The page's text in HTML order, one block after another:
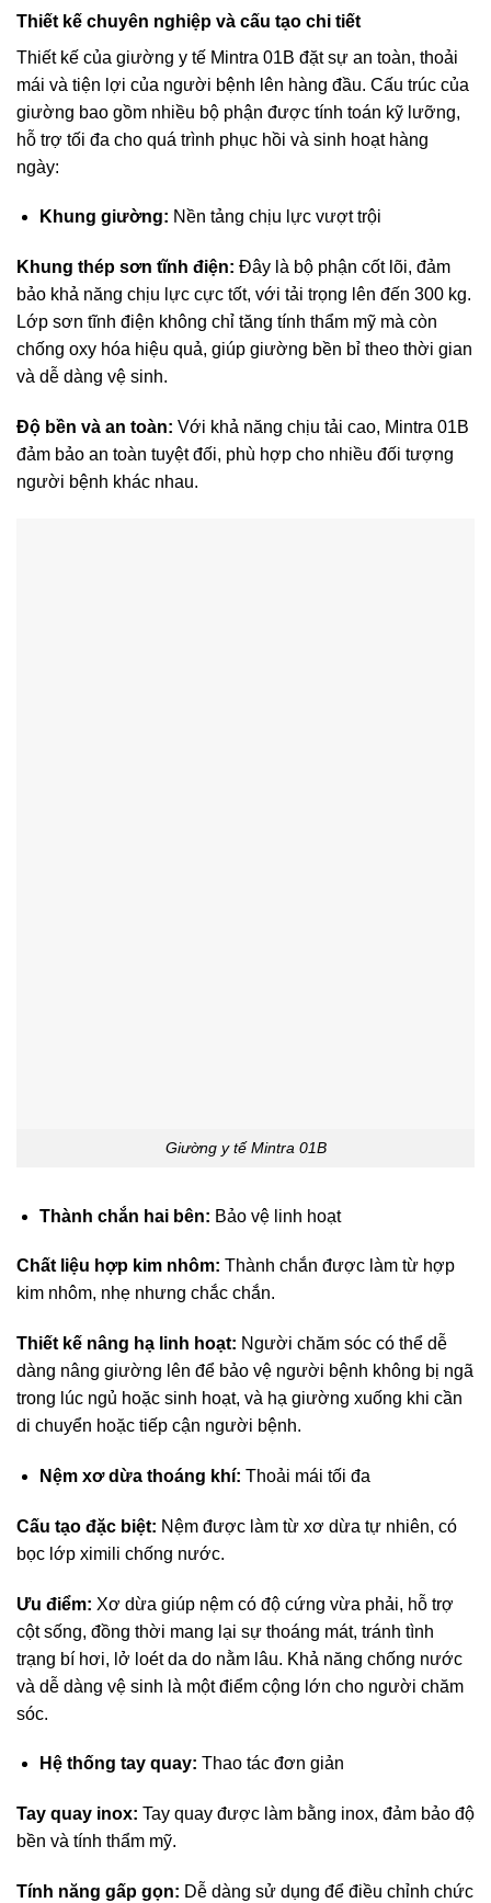
Thiết kế chuyên nghiệp và cấu tạo chi tiết
Thiết kế của giường y tế Mintra 01B đặt sự an toàn, thoải
mái và tiện lợi của người bệnh lên hàng đầu. Cấu trúc của
giường bao gồm nhiều bộ phận được tính toán kỹ lưỡng,
hỗ trợ tối đa cho quá trình phục hồi và sinh hoạt hàng
ngày:
Khung giường: Nền tảng chịu lực vượt trội
Khung thép sơn tĩnh điện: Đây là bộ phận cốt lõi, đảm
bảo khả năng chịu lực cực tốt, với tải trọng lên đến 300 kg.
Lớp sơn tĩnh điện không chỉ tăng tính thẩm mỹ mà còn
chống oxy hóa hiệu quả, giúp giường bền bỉ theo thời gian
và dễ dàng vệ sinh.
Độ bền và an toàn: Với khả năng chịu tải cao, Mintra 01B
đảm bảo an toàn tuyệt đối, phù hợp cho nhiều đối tượng
người bệnh khác nhau.
Giường y tế Mintra 01B
Thành chắn hai bên: Bảo vệ linh hoạt
Chất liệu hợp kim nhôm: Thành chắn được làm từ hợp
kim nhôm, nhẹ nhưng chắc chắn.
Thiết kế nâng hạ linh hoạt: Người chăm sóc có thể dễ
dàng nâng giường lên để bảo vệ người bệnh không bị ngã
trong lúc ngủ hoặc sinh hoạt, và hạ giường xuống khi cần
di chuyển hoặc tiếp cận người bệnh.
Nệm xơ dừa thoáng khí: Thoải mái tối đa
Cấu tạo đặc biệt: Nệm được làm từ xơ dừa tự nhiên, có
bọc lớp ximili chống nước.
Ưu điểm: Xơ dừa giúp nệm có độ cứng vừa phải, hỗ trợ
cột sống, đồng thời mang lại sự thoáng mát, tránh tình
trạng bí hơi, lở loét da do nằm lâu. Khả năng chống nước
và dễ dàng vệ sinh là một điểm cộng lớn cho người chăm
sóc.
Hệ thống tay quay: Thao tác đơn giản
Tay quay inox: Tay quay được làm bằng inox, đảm bảo độ
bền và tính thẩm mỹ.
Tính năng gấp gọn: Dễ dàng sử dụng để điều chỉnh chức